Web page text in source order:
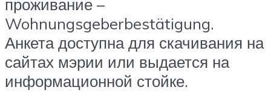
проживание –
Wohnungsgeberbestätigung.
Анкета доступна для скачивания на
сайтах мэрии или выдается на
информационной стойке.